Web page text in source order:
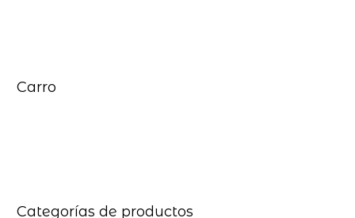
Carro
Categorías de productos